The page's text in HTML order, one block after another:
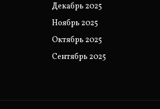
Декабрь 2025
Ноябрь 2025
Октябрь 2025
Сентябрь 2025